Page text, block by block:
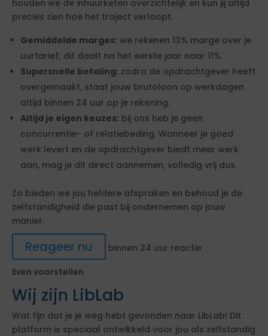
houden we de inhuurketen overzichtelijk en kun jij altijd
precies zien hoe het traject verloopt.
Gemiddelde marges: we rekenen 13% marge over je
uurtarief; dit daalt na het eerste jaar naar 11%.
Supersnelle betaling: zodra de opdrachtgever heeft
overgemaakt, staat jouw brutoloon op werkdagen
altijd binnen 24 uur op je rekening.
Altijd je eigen keuzes: bij ons heb je geen
concurrentie- of relatiebeding. Wanneer je goed
werk levert en de opdrachtgever biedt meer werk
aan, mag je dit direct aannemen, volledig vrij dus.
Zo bieden we jou heldere afspraken en behoud je de
zelfstandigheid die past bij ondernemen op jouw
manier.
Reageer nu
binnen 24 uur reactie
Even voorstellen
Wij zijn LibLab
Wat fijn dat je je weg hebt gevonden naar LibLab! Dit
platform is speciaal ontwikkeld voor jou als zelfstandig